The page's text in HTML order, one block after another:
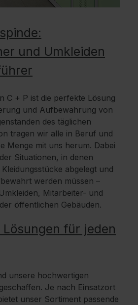
und Umkleiden
C + P ist die perfekte Lösung
und Aufbewahrung von
des täglichen
tragen wir alle in Beruf und
Menge mit uns herum. Dabei
Situationen, in denen
abgelegt und
werden müssen –
Mitarbeiter- und
öffentlichen Gebäuden.
Lösungen für jeden
unsere hochwertigen
Je nach Einsatzort
unser Sortiment passende